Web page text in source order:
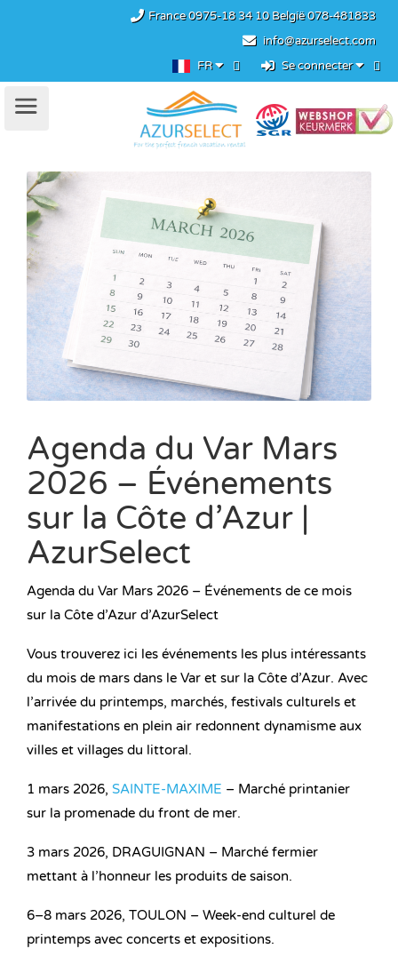
France0975-18 34 10België078-481833
info@azurselect.com
FR
Se connecter
Agenda du Var Mars
2026 – Événements
sur la Côte d’Azur |
AzurSelect
Agenda du Var Mars 2026 – Événements de ce mois
sur la Côte d’Azur d’AzurSelect
Vous trouverez ici les événements les plus intéressants
du mois de mars dans le Var et sur la Côte d’Azur. Avec
l’arrivée du printemps, marchés, festivals culturels et
manifestations en plein air redonnent dynamisme aux
villes et villages du littoral.
1 mars 2026, SAINTE-MAXIME – Marché printanier
sur la promenade du front de mer.
3 mars 2026, DRAGUIGNAN – Marché fermier
mettant à l’honneur les produits de saison.
6–8 mars 2026, TOULON – Week-end culturel de
printemps avec concerts et expositions.